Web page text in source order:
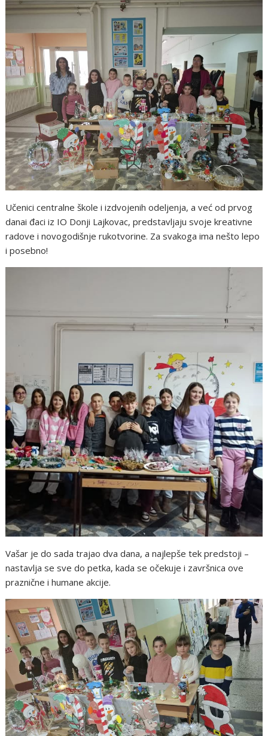
Učenici centralne škole i izdvojenih odeljenja, a već od prvog
danai đaci iz IO Donji Lajkovac, predstavljaju svoje kreativne
radove i novogodišnje rukotvorine. Za svakoga ima nešto lepo
i posebno!
Vašar je do sada trajao dva dana, a najlepše tek predstoji –
nastavlja se sve do petka, kada se očekuje i završnica ove
praznične i humane akcije.